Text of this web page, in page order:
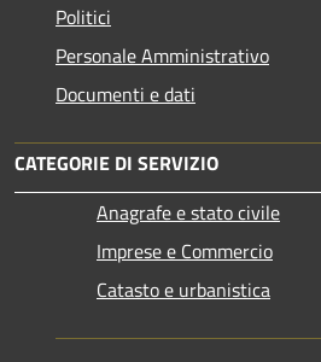
Politici
Personale Amministrativo
Documenti e dati
CATEGORIE DI SERVIZIO
Anagrafe e stato civile
Imprese e Commercio
Catasto e urbanistica